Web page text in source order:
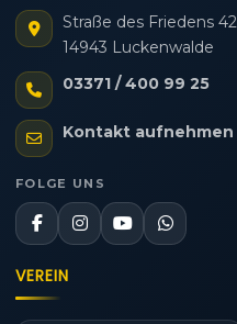
Straße des Friedens 42
14943 Luckenwalde
03371 / 400 99 25
Kontakt aufnehmen
FOLGE UNS
VEREIN